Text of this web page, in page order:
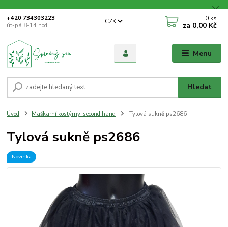
Menu
CZK
Hledat
+420 734303223
út-pá 8-14 hod
0 ks
za 0,00 Kč
Úvod Maškarní kostýmy-second hand Tylová sukně ps2686
Tylová sukně ps2686
Novinka